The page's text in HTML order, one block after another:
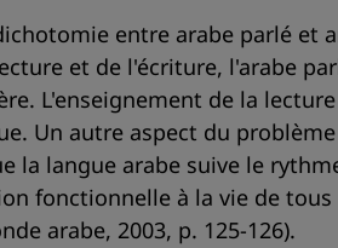
entre arabe parlé et
et de l'écriture, l'arabe
L'enseignement de la
Un autre aspect du
la langue arabe suive le
fonctionnelle à la vie de
arabe, 2003, p. 125-126).